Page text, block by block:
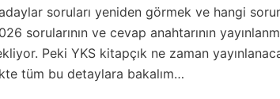
soruları yeniden görmek ve hangi
sorularının ve cevap anahtarının
Peki YKS kitapçık ne zaman
tüm bu detaylara bakalım…